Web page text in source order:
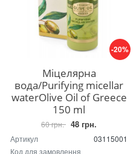
-20%
Міцелярна
вода/Purifying micellar
waterOlive Oil of Greece
150 ml
60 грн. 48 грн.
Артикул
03115001
Код для замовлення